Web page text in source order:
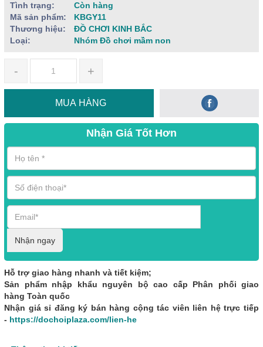
Tình trạng:
Còn hàng
Mã sản phẩm:
KBGY11
Thương hiệu:
ĐỒ CHƠI KINH BẮC
Loại:
Nhóm Đồ chơi mầm non
- +
MUA HÀNG
Nhận Giá Tốt Hơn
Nhận ngay
Hỗ trợ giao hàng nhanh và tiết kiệm;
Sản phẩm nhập khẩu nguyên bộ cao cấp Phân phối giao
hàng Toàn quốc
Nhận giá sỉ đăng ký bán hàng cộng tác viên liên hệ trực tiếp
- https://dochoiplaza.com/lien-he